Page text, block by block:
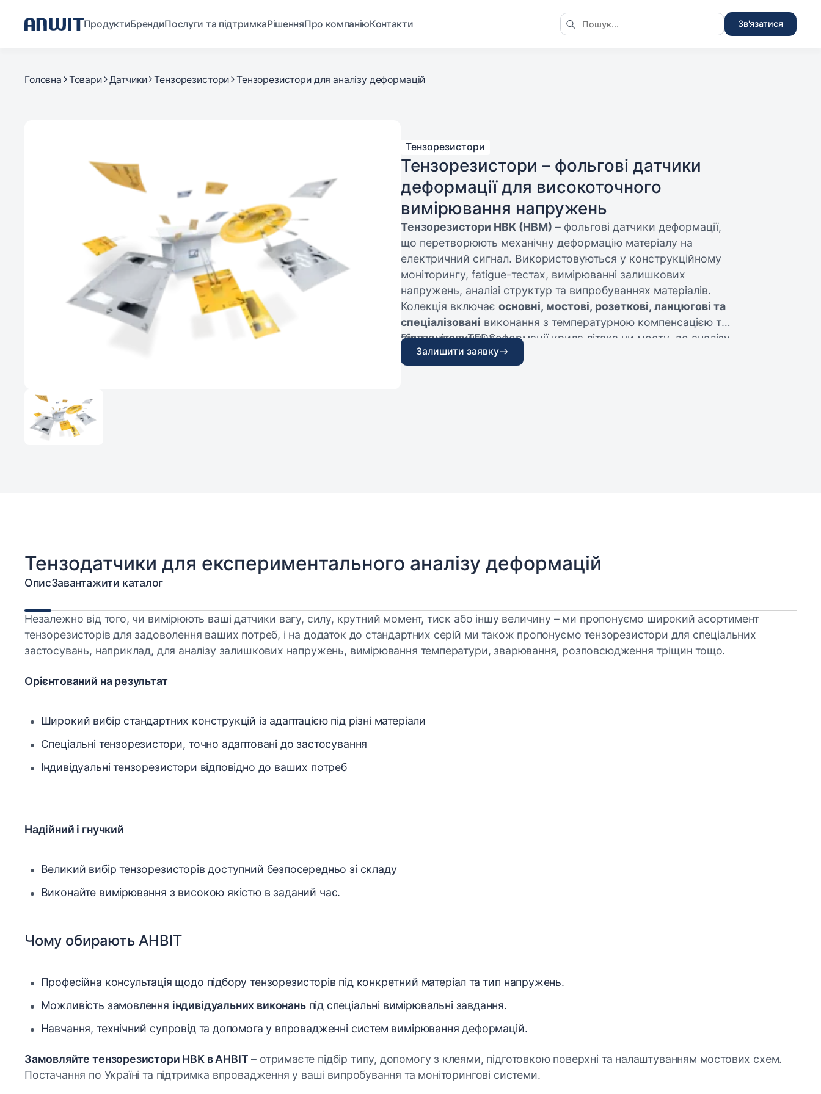
ПродуктиБрендиПослуги та підтримкаРішенняПро компаніюКонтакти Зв'язатися
Головна Товари Датчики Тензорезистори Тензорезистори для аналізу деформацій
Тензорезистори
Тензорезистори – фольгові датчики
деформації для високоточного
вимірювання напружень
Тензорезистори HBK (HBM) – фольгові датчики деформації,
що перетворюють механічну деформацію матеріалу на
електричний сигнал. Використовуються у конструкційному
моніторингу, fatigue-тестах, вимірюванні залишкових
напружень, аналізі структур та випробуваннях матеріалів.
Колекція включає основні, мостові, розеткові, ланцюгові та
спеціалізовані виконання з температурною компенсацією та
підтримкою TEDS.
Від моніторингу деформації крила літака чи мосту, до аналізу
напружень на друкованих платах – тензорезистори HBK
дозволяють визначати рівні навантаження, розподіл
Залишити заявку
Тензодатчики для експериментального аналізу деформацій
ОписЗавантажити каталог
Незалежно від того, чи вимірюють ваші датчики вагу, силу, крутний момент, тиск або іншу величину – ми пропонуємо широкий асортимент
тензорезисторів для задоволення ваших потреб, і на додаток до стандартних серій ми також пропонуємо тензорезистори для спеціальних
застосувань, наприклад, для аналізу залишкових напружень, вимірювання температури, зварювання, розповсюдження тріщин тощо.
Орієнтований на результат
Широкий вибір стандартних конструкцій із адаптацією під різні матеріали
Спеціальні тензорезистори, точно адаптовані до застосування
Індивідуальні тензорезистори відповідно до ваших потреб
Надійний і гнучкий
Великий вибір тензорезисторів доступний безпосередньо зі складу
Виконайте вимірювання з високою якістю в заданий час.
Чому обирають АНВІТ
Професійна консультація щодо підбору тензорезисторів під конкретний матеріал та тип напружень.
Можливість замовлення індивідуальних виконаньпід спеціальні вимірювальні завдання.
Навчання, технічний супровід та допомога у впровадженні систем вимірювання деформацій.
Замовляйте тензорезистори HBK в АНВІТ – отримаєте підбір типу, допомогу з клеями, підготовкою поверхні та налаштуванням мостових схем.
Постачання по Україні та підтримка впровадження у ваші випробування та моніторингові системи.